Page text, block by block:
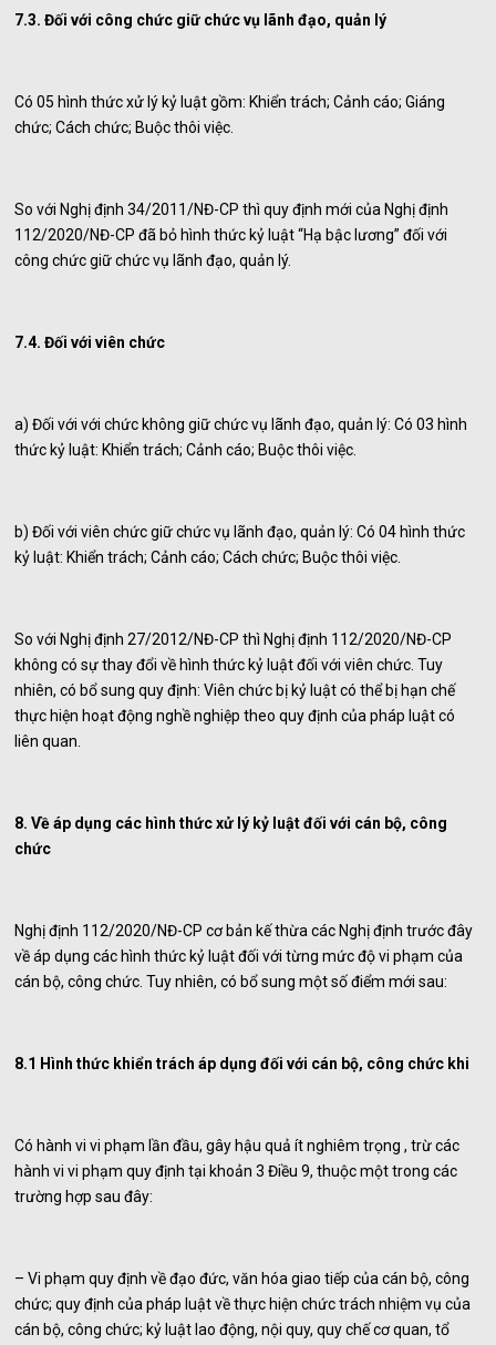
7.3. Đối với công chức giữ chức vụ lãnh đạo, quản lý
Có 05 hình thức xử lý kỷ luật gồm: Khiển trách; Cảnh cáo; Giáng
chức; Cách chức; Buộc thôi việc.
So với Nghị định 34/2011/NĐ-CP thì quy định mới của Nghị định
112/2020/NĐ-CP đã bỏ hình thức kỷ luật “Hạ bậc lương” đối với
công chức giữ chức vụ lãnh đạo, quản lý.
7.4. Đối với viên chức
a) Đối với với chức không giữ chức vụ lãnh đạo, quản lý: Có 03 hình
thức kỷ luật: Khiển trách; Cảnh cáo; Buộc thôi việc.
b) Đối với viên chức giữ chức vụ lãnh đạo, quản lý: Có 04 hình thức
kỷ luật: Khiển trách; Cảnh cáo; Cách chức; Buộc thôi việc.
So với Nghị định 27/2012/NĐ-CP thì Nghị định 112/2020/NĐ-CP
không có sự thay đổi về hình thức kỷ luật đối với viên chức. Tuy
nhiên, có bổ sung quy định: Viên chức bị kỷ luật có thể bị hạn chế
thực hiện hoạt động nghề nghiệp theo quy định của pháp luật có
liên quan.
8. Về áp dụng các hình thức xử lý kỷ luật đối với cán bộ, công
chức
Nghị định 112/2020/NĐ-CP cơ bản kế thừa các Nghị định trước đây
về áp dụng các hình thức kỷ luật đối với từng mức độ vi phạm của
cán bộ, công chức. Tuy nhiên, có bổ sung một số điểm mới sau:
8.1 Hình thức khiển trách áp dụng đối với cán bộ, công chức khi
Có hành vi vi phạm lần đầu, gây hậu quả ít nghiêm trọng , trừ các
hành vi vi phạm quy định tại khoản 3 Điều 9, thuộc một trong các
trường hợp sau đây:
– Vi phạm quy định về đạo đức, văn hóa giao tiếp của cán bộ, công
chức; quy định của pháp luật về thực hiện chức trách nhiệm vụ của
cán bộ, công chức; kỷ luật lao động, nội quy, quy chế cơ quan, tổ